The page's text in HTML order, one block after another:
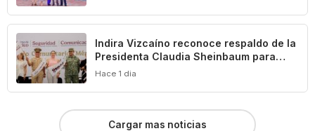
Indira Vizcaíno reconoce respaldo de la
Presidenta Claudia Sheinbaum para
impulsar el desarrollo de Manzanillo y
Hace 1 dia
Cargar mas noticias